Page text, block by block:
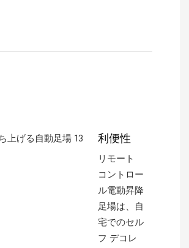
利便性
リモート
コントロー
ル電動昇降
足場は、自
宅でのセル
フ デコレ